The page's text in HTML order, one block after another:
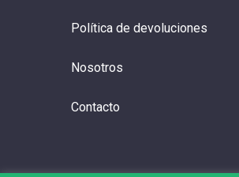
Política de devoluciones
Nosotros
Contacto